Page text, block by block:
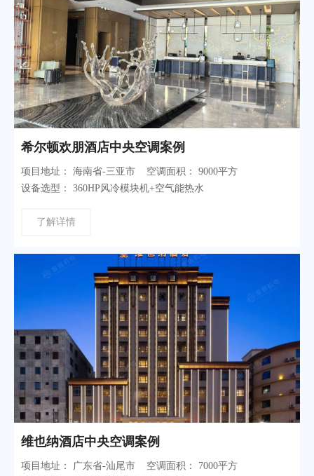
希尔顿欢朋酒店中央空调案例
项目地址： 海南省-三亚市 空调面积： 9000平方
设备选型： 360HP风冷模块机+空气能热水
了解详情
维也纳酒店中央空调案例
项目地址： 广东省-汕尾市 空调面积： 7000平方